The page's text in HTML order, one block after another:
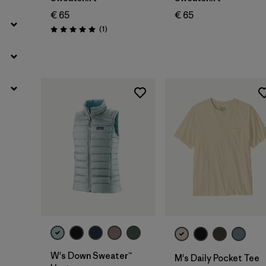
€ 65
Évaluation: 5.0 / 5
(1Avis
)
€ 65
W's Down Sweater™
M's Daily Pocket Tee